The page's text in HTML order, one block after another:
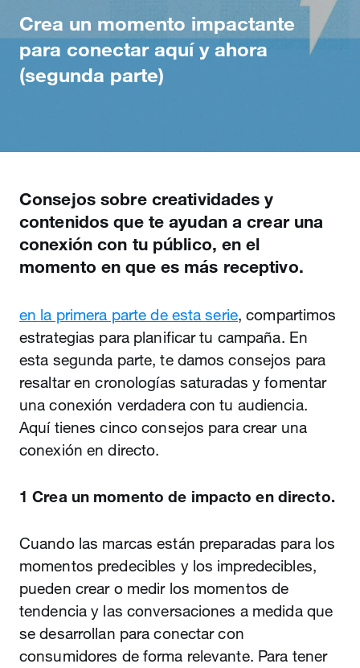
Crea un momento impactante
para conectar aquí y ahora
(segunda parte)
Consejos sobre creatividades y
contenidos que te ayudan a crear una
conexión con tu público, en el
momento en que es más receptivo.
en la primera parte de esta serie, compartimos
estrategias para planificar tu campaña. En
esta segunda parte, te damos consejos para
resaltar en cronologías saturadas y fomentar
una conexión verdadera con tu audiencia.
Aquí tienes cinco consejos para crear una
conexión en directo.
1 Crea un momento de impacto en directo.
Cuando las marcas están preparadas para los
momentos predecibles y los impredecibles,
pueden crear o medir los momentos de
tendencia y las conversaciones a medida que
se desarrollan para conectar con
consumidores de forma relevante. Para tener